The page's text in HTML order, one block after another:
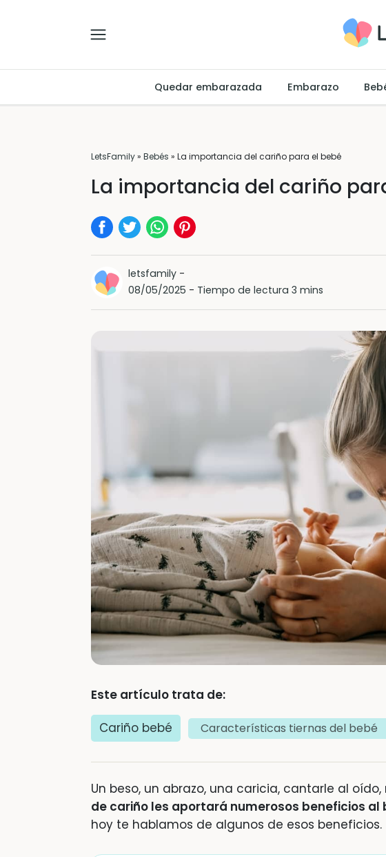
Quedar embarazada Embarazo
LetsFamily» Bebés » La importancia del cariño para el bebé
La importancia del cariño
letsfamily -
08/05/2025 - Tiempo de lectura 3 mins
Este artículo trata de:
Cariño bebé
Características tiernas del bebé
Un beso, un abrazo, una caricia, cantarle al oído,
de cariño les aportará numerosos beneficios al
hoy te hablamos de algunos de esos beneficios.